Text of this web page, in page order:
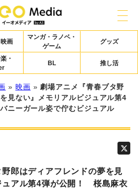
画
マンガ・ラノベ・
ゲーム
グッズ
・
BL 推し活
» 映画 » 劇場アニメ『青春ブタ野
見ない』メモリアルビジュアル第4
ニーガール姿で佇むビジュアル
郎はディアフレンドの夢を見
ュアル第4弾が公開！ 桜島麻衣